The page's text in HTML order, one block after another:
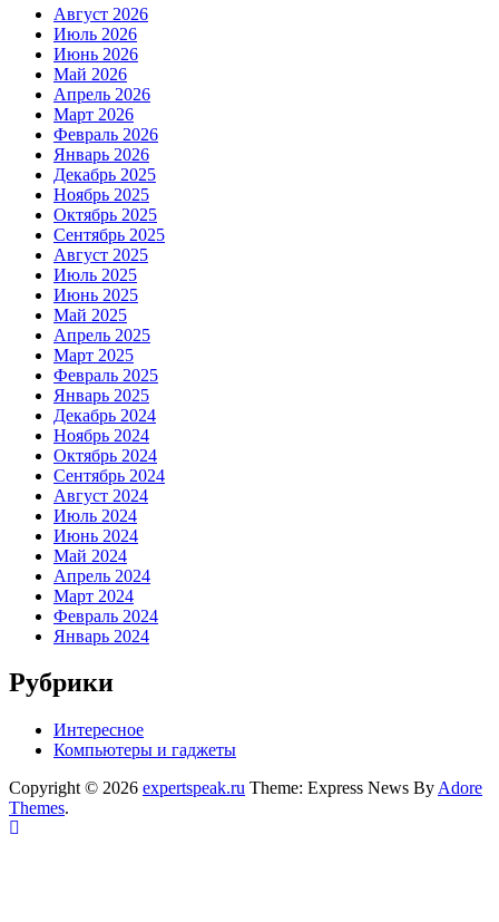
Август 2026
Июль 2026
Июнь 2026
Май 2026
Апрель 2026
Март 2026
Февраль 2026
Январь 2026
Декабрь 2025
Ноябрь 2025
Октябрь 2025
Сентябрь 2025
Август 2025
Июль 2025
Июнь 2025
Май 2025
Апрель 2025
Март 2025
Февраль 2025
Январь 2025
Декабрь 2024
Ноябрь 2024
Октябрь 2024
Сентябрь 2024
Август 2024
Июль 2024
Июнь 2024
Май 2024
Апрель 2024
Март 2024
Февраль 2024
Январь 2024
Рубрики
Интересное
Компьютеры и гаджеты
Copyright © 2026 expertspeak.ru Theme: Express News By Adore
Themes.